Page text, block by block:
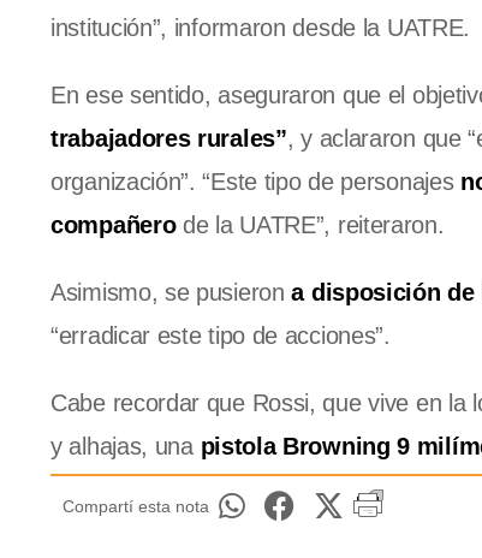
institución”, informaron desde la UATRE.
En ese sentido, aseguraron que el
trabajadores rurales”, y aclararon que
organización”. “Este tipo de personajes
compañerode la UATRE”, reiteraron.
Asimismo, se pusierona disposición
“erradicar este tipo de acciones”.
Cabe recordar que Rossi, que vive en la
y alhajas, una pistola Browning 9
Compartí esta nota